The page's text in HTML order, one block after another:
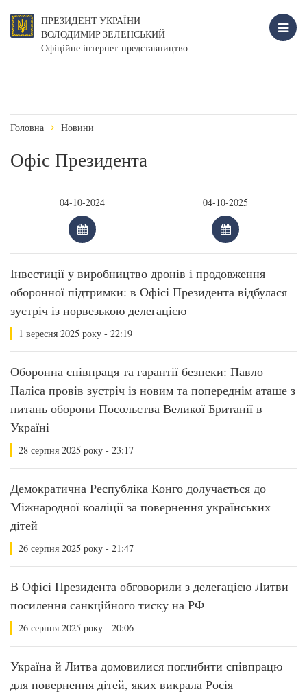
ПРЕЗИДЕНТ УКРАЇНИ
ВОЛОДИМИР ЗЕЛЕНСЬКИЙ
Офіційне інтернет-представництво
Головна Новини
Офіс Президента
Інвестиції у виробництво дронів і продовження
оборонної підтримки: в Офісі Президента відбулася
зустріч із норвезькою делегацією
1 вересня 2025 року - 22:19
Оборонна співпраця та гарантії безпеки: Павло
Паліса провів зустріч із новим та попереднім аташе з
питань оборони Посольства Великої Британії в
Україні
28 серпня 2025 року - 23:17
Демократична Республіка Конго долучається до
Міжнародної коаліції за повернення українських
дітей
26 серпня 2025 року - 21:47
В Офісі Президента обговорили з делегацією Литви
посилення санкційного тиску на РФ
26 серпня 2025 року - 20:06
Україна й Литва домовилися поглибити співпрацю
для повернення дітей, яких викрала Росія